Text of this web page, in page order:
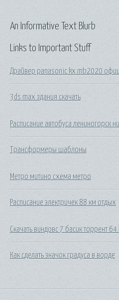
Links to Important Stuff
Драйвер panasonic kx mb2020
3ds max здания скачать
Расписание автобуса лениногорск
Трансформеры шаблоны
Метро митино схема метро
Расписание электричек 88 км отдых
Скачать виндовс 7 басик торрент
Как сделать значок градуса в ворде
An Informative Text Blurb